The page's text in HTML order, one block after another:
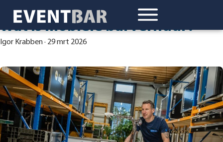
Wat is mobiele barverhuur?
Igor Krabben· 29 mrt 2026